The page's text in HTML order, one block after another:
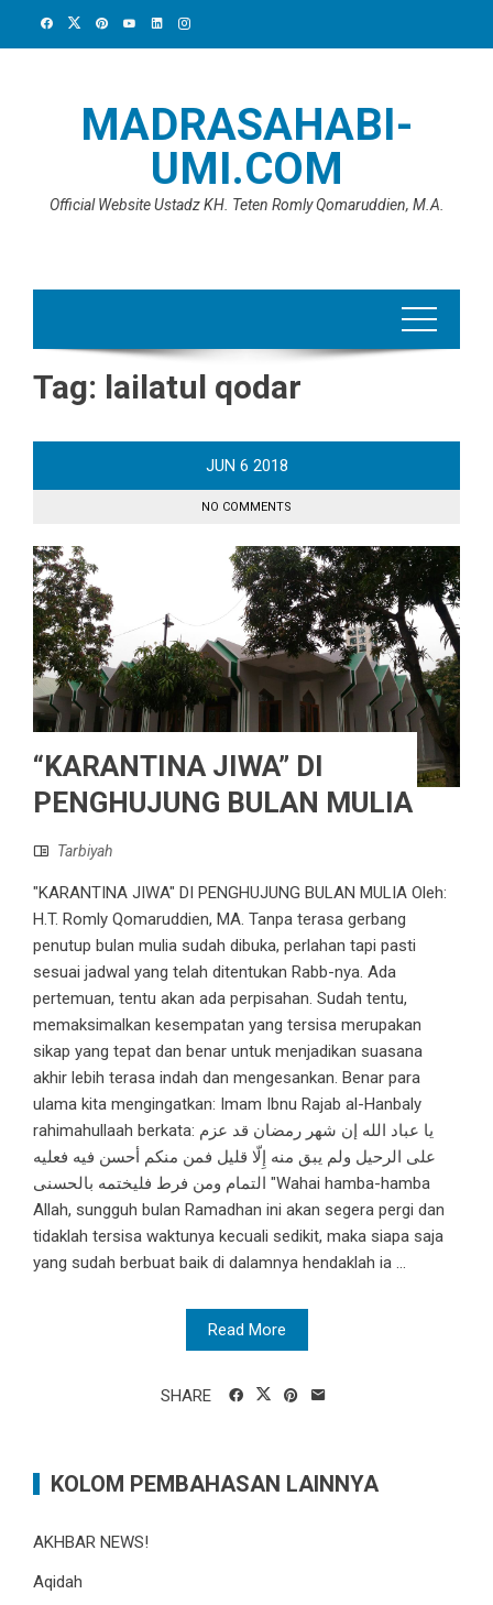
MADRASAHABI-
UMI.COM
Official Website Ustadz KH. Teten Romly Qomaruddien, M.A.
Tag: lailatul qodar
JUN 6 2018
NO COMMENTS
“KARANTINA JIWA” DI
PENGHUJUNG BULAN MULIA
Tarbiyah
"KARANTINA JIWA" DI PENGHUJUNG BULAN MULIA Oleh:
H.T. Romly Qomaruddien, MA. Tanpa terasa gerbang
penutup bulan mulia sudah dibuka, perlahan tapi pasti
sesuai jadwal yang telah ditentukan Rabb-nya. Ada
pertemuan, tentu akan ada perpisahan. Sudah tentu,
memaksimalkan kesempatan yang tersisa merupakan
sikap yang tepat dan benar untuk menjadikan suasana
akhir lebih terasa indah dan mengesankan. Benar para
ulama kita mengingatkan: Imam Ibnu Rajab al-Hanbaly
rahimahullaah berkata: يا عباد الله إن شهر رمضان قد عزم
على الرحيل ولم يبق منه إِلّا قليل فمن منكم أحسن فيه فعليه
التمام ومن فرط فليختمه بالحسنى "Wahai hamba-hamba
Allah, sungguh bulan Ramadhan ini akan segera pergi dan
tidaklah tersisa waktunya kecuali sedikit, maka siapa saja
yang sudah berbuat baik di dalamnya hendaklah ia ...
Read More
SHARE
KOLOM PEMBAHASAN LAINNYA
AKHBAR NEWS!
Aqidah